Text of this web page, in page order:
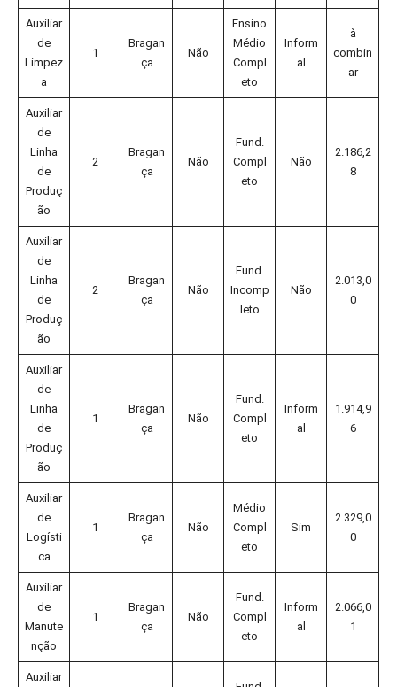
Auxiliar
de
Limpez
a
1
Bragan
ça
Não
Ensino
Médio
Compl
eto
Inform
al
à
combin
ar
Auxiliar
de
Linha
de
Produç
ão
2
Bragan
ça
Não
Fund.
Compl
eto
Não
2.186,2
8
Auxiliar
de
Linha
de
Produç
ão
2
Bragan
ça
Não
Fund.
Incomp
leto
Não
2.013,0
0
Auxiliar
de
Linha
de
Produç
ão
1
Bragan
ça
Não
Fund.
Compl
eto
Inform
al
1.914,9
6
Auxiliar
de
Logísti
ca
1
Bragan
ça
Não
Médio
Compl
eto
Sim
2.329,0
0
Auxiliar
de
Manute
nção
1
Bragan
ça
Não
Fund.
Compl
eto
Inform
al
2.066,0
1
Auxiliar